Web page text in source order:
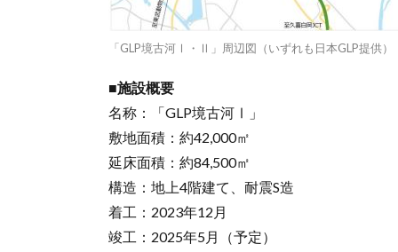
「GLP境古河Ⅰ・Ⅱ」周辺図（いずれも日本GLP提供）
■施設概要
名称：「GLP境古河Ⅰ」
敷地面積：約42,000㎡
延床面積：約84,500㎡
構造：地上4階建て、耐震S造
着工：2023年12月
竣工：2025年5月（予定）